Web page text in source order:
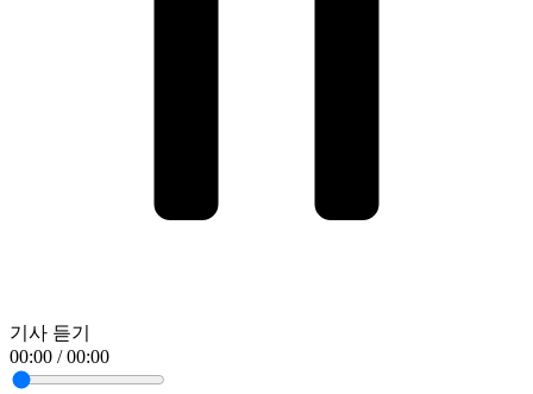
기사 듣기
00:00 / 00:00